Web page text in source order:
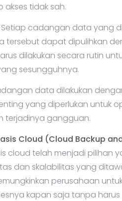
tidak sah.
Setiap cadangan data yang
tersebut dapat dipulihkan
dilakukan secara rutin
sesungguhnya.
data dilakukan
yang diperlukan untuk
terjadinya gangguan.
Cloud (Cloud Backup
cloud telah menjadi pilihan
dan skalabilitas yang
perusahaan
kapan saja tanpa